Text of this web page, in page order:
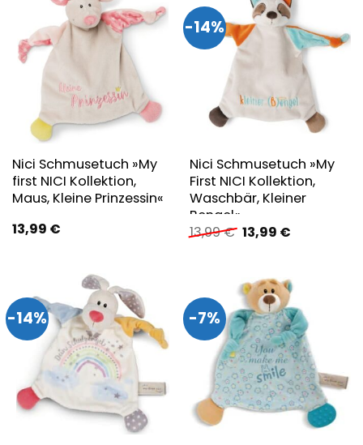
Nici Schmusetuch »My
first NICI Kollektion,
Maus, Kleine Prinzessin«
13,99 €
-14%
Nici Schmusetuch »My
First NICI Kollektion,
Waschbär, Kleiner
Bengel«
13,99€ Ursprünglicher
Preis
13,99 €Aktueller
-14% -7%